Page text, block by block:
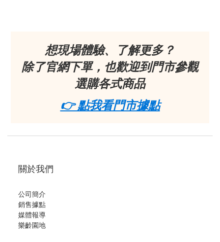
想現場體驗、了解更多？
除了官網下單，也歡迎到門市參觀
選購各式商品
👉 點我看門市據點
關於我們
公司簡介
銷售據點
媒體報導
樂齡園地